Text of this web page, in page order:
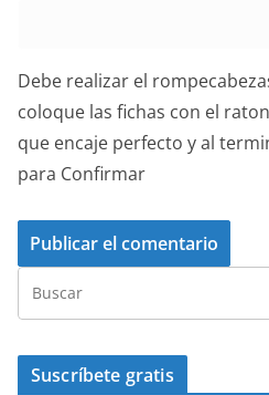
Debe realizar el
coloque las fichas con el
que encaje perfecto y al
para Confirmar
Suscríbete gratis